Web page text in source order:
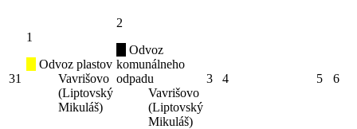
31
1
Odvoz plastov
Vavrišovo
(Liptovský
Mikuláš)
2
Odvoz
komunálneho
odpadu
Vavrišovo
(Liptovský
Mikuláš)
3 4 5 6